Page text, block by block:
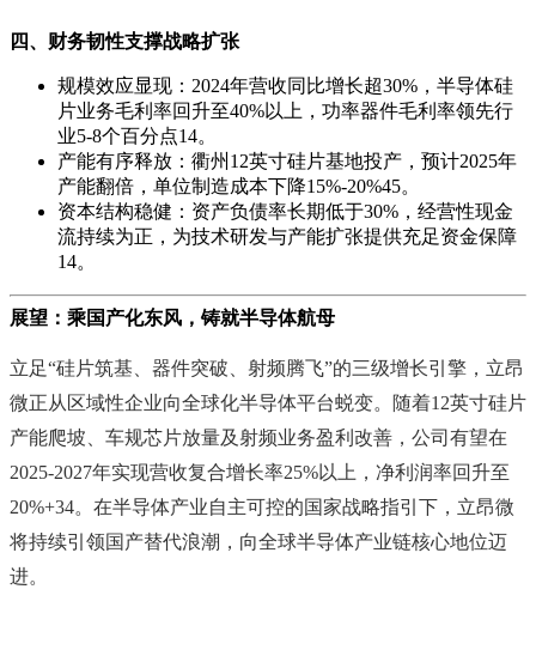
四、财务韧性支撑战略扩张
‌规模效应显现‌：2024年营收同比增长超30%，半导体硅
片业务毛利率回升至40%以上，功率器件毛利率领先行
业5-8个百分点‌14。
‌产能有序释放‌：衢州12英寸硅片基地投产，预计2025年
产能翻倍，单位制造成本下降15%-20%‌45。
‌资本结构稳健‌：资产负债率长期低于30%，经营性现金
流持续为正，为技术研发与产能扩张提供充足资金保障‌
14。
展望：乘国产化东风，铸就半导体航母
立足“硅片筑基、器件突破、射频腾飞”的三级增长引擎，立昂
微正从区域性企业向全球化半导体平台蜕变。随着12英寸硅片
产能爬坡、车规芯片放量及射频业务盈利改善，公司有望在
2025-2027年实现营收复合增长率25%以上，净利润率回升至
20%+‌34。在半导体产业自主可控的国家战略指引下，立昂微
将持续引领国产替代浪潮，向全球半导体产业链核心地位迈
进。